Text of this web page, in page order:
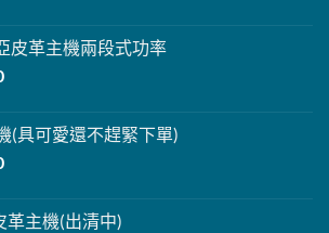
皮革主機兩段式功率
(具可愛還不趕緊下單)
革主機(出清中)